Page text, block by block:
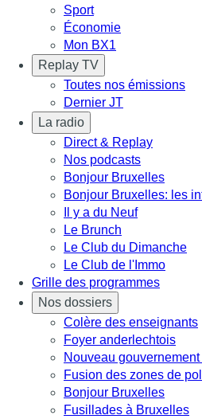
Sport
Économie
Mon BX1
Replay TV
Toutes nos émissions
Dernier JT
La radio
Direct & Replay
Nos podcasts
Bonjour Bruxelles
Bonjour Bruxelles: les
Il y a du Neuf
Le Brunch
Le Club du Dimanche
Le Club de l'Immo
Grille des programmes
Nos dossiers
Colère des enseignants
Foyer anderlechtois
Nouveau
Fusion des zones de
Bonjour Bruxelles
Fusillades à Bruxelles